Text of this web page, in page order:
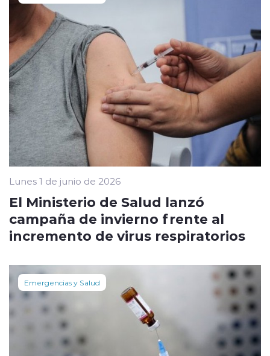
Lunes 1 de junio de 2026
El Ministerio de Salud lanzó
campaña de invierno frente al
incremento de virus respiratorios
Emergencias y Salud